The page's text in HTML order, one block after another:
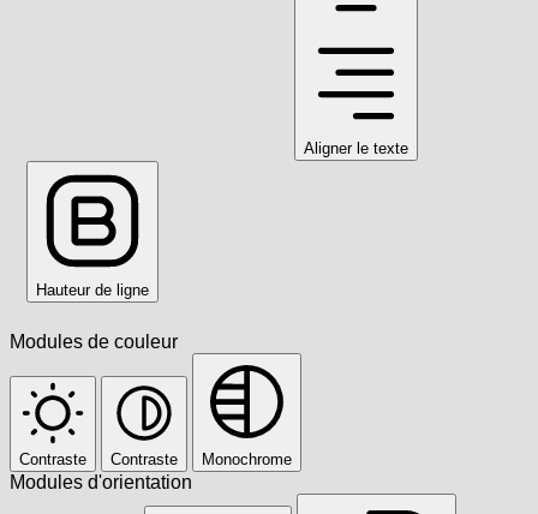
Aligner le texte
Hauteur de ligne
Modules de couleur
Contraste Contraste Monochrome
Modules d'orientation